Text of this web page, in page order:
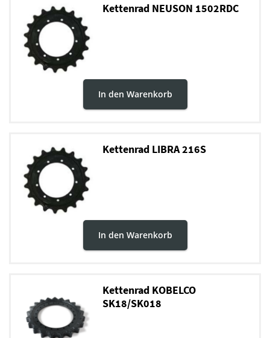
Kettenrad NEUSON 1502RDC
In den Warenkorb
Kettenrad LIBRA 216S
In den Warenkorb
Kettenrad KOBELCO
SK18/SK018